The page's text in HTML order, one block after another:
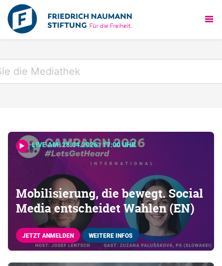
LIVE AM: 28.04.2026 | 17:00 UHR
Mobilisierung, die bewegt. Social
Media entscheidet Wahlen (EN)
JETZT ANMELDEN WEITERE INFOS